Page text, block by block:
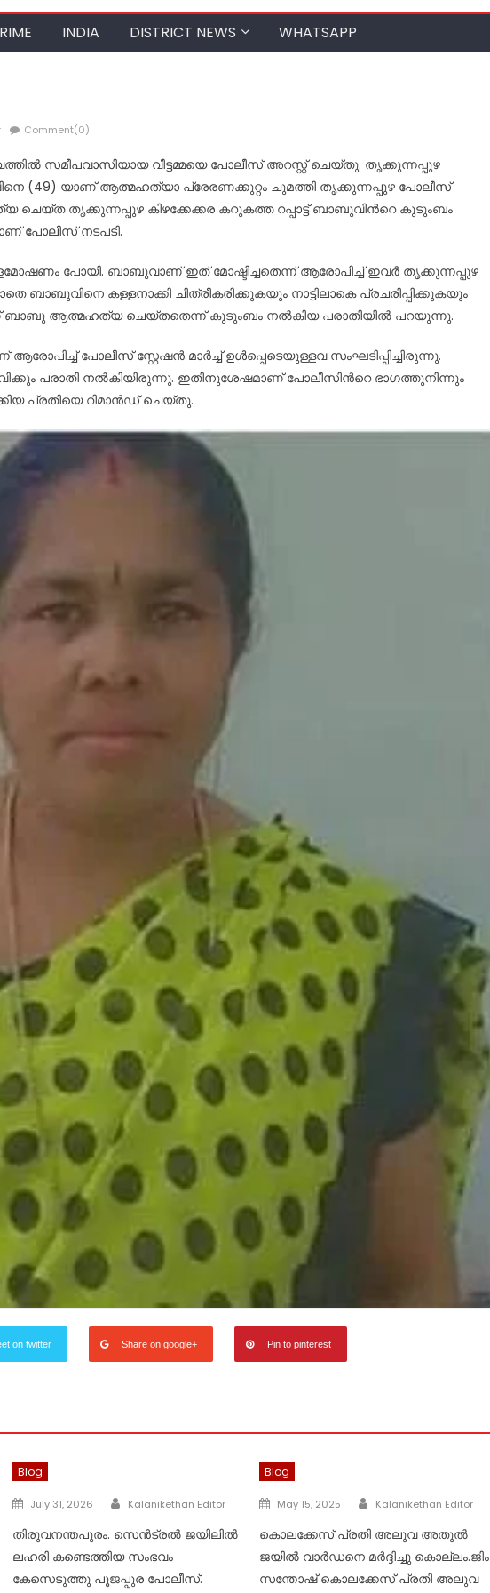
INDIA DISTRICT NEWS WHATSAPP
Comment(0)
സമീപവാസിയായ വീട്ടമ്മയെ പോലീസ് അറസ്റ്റ് ചെയ്തു. തൃക്കുന്നപ്പുഴ
(49) യാണ് ആത്മഹത്യാ പ്രേരണക്കുറ്റം ചുമത്തി തൃക്കുന്നപ്പുഴ പോലീസ്
ചെയ്ത തൃക്കുന്നപ്പുഴ കിഴക്കേക്കര കറുകത്ത റപ്പാട്ട് ബാബുവിന്‍റെ കുടുംബം
പോലീസ് നടപടി.
പോയി. ബാബുവാണ് ഇത് മോഷ്ടിച്ചതെന്ന് ആരോപിച്ച്‌ ഇവർ തൃക്കുന്നപ്പുഴ
ബാബുവിനെ കള്ളനാക്കി ചിത്രീകരിക്കുകയും നാട്ടിലാകെ പ്രചരിപ്പിക്കുകയും
ബാബു ആത്മഹത്യ ചെയ്തതെന്ന് കുടുംബം നല്‍കിയ പരാതിയില്‍ പറയുന്നു.
പോലീസ് സ്റ്റേഷൻ മാർച്ച്‌ ഉള്‍പ്പെടെയുള്ളവ സംഘടിപ്പിച്ചിരുന്നു.
പരാതി നല്‍കിയിരുന്നു. ഇതിനുശേഷമാണ് പോലീസിന്‍റെ ഭാഗത്തുനിന്നും
പ്രതിയെ റിമാൻഡ് ചെയ്തു.
on twitter Share on google+ Pin to pinterest
Blog
Posted
July 31, 2026 Author
Kalanikethan Editor
തിരുവനന്തപുരം. സെൻട്രൽ ജയിലിൽ
ലഹരി കണ്ടെത്തിയ സംഭവം
കേസെടുത്തു പൂജപ്പുര പോലീസ്.
Blog
Posted
May 15, 2025 Author
Kalanikethan Editor
കൊലക്കേസ് പ്രതി അലുവ അതുൽ
ജയിൽ വാർഡനെ മർദ്ദിച്ചു കൊല്ലം.ജിം
സന്തോഷ് കൊലക്കേസ് പ്രതി അലുവ